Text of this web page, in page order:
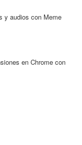
y audios con Meme
en Chrome con